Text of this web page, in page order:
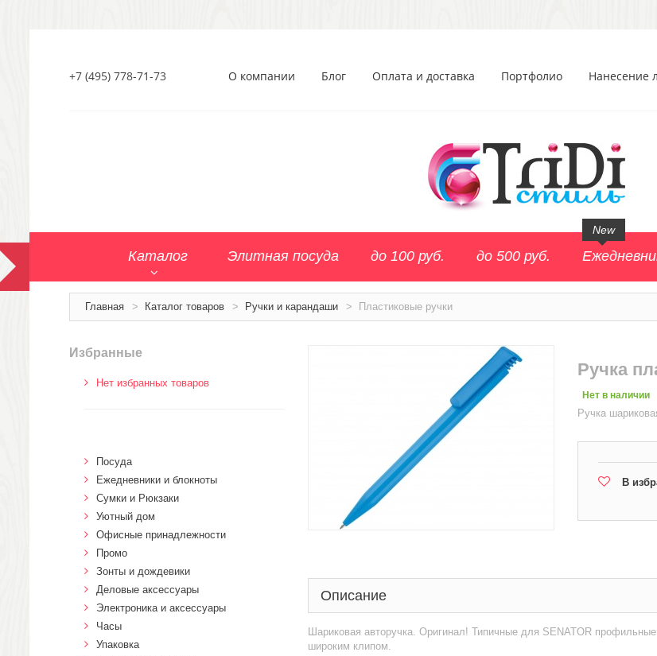
+7 (495) 778-71-73 О компании Блог Оплата и доставка Портфолио Нанесение
Каталог Элитная посуда до 100 руб. до 500 руб.
New
Главная > Каталог товаров > Ручки и карандаши > Пластиковые ручки
Ручка
Нет в наличии
Ручка
В
Описание
Шариковая авторучка. Оригинал! Типичные для SENATOR
широким клипом.
Избранные
Нет избранных товаров
Посуда
Ежедневники и блокноты
Сумки и Рюкзаки
Уютный дом
Офисные принадлежности
Промо
Зонты и дождевики
Деловые аксессуары
Электроника и аксессуары
Часы
Упаковка